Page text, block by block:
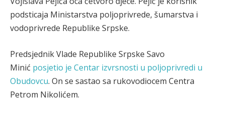
podsticaja Ministarstva poljoprivrede, šumarstva i
vodoprivrede Republike Srpske.
Predsjednik Vlade Republike Srpske Savo
Minić posjetio je Centar izvrsnosti u poljoprivredi u
Obudovcu. On se sastao sa rukovodiocem Centra
Petrom Nikolićem.